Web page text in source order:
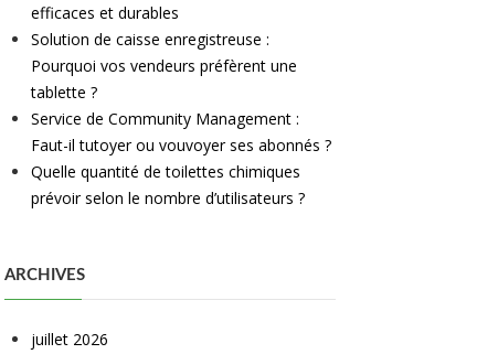
efficaces et durables
Solution de caisse enregistreuse :
Pourquoi vos vendeurs préfèrent une
tablette ?
Service de Community Management :
Faut-il tutoyer ou vouvoyer ses abonnés ?
Quelle quantité de toilettes chimiques
prévoir selon le nombre d’utilisateurs ?
ARCHIVES
juillet 2026